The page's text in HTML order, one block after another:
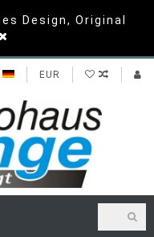
Design, Original
EUR